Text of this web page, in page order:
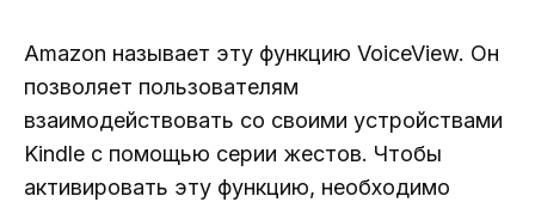
Amazon называет эту функцию VoiceView. Он
позволяет пользователям
взаимодействовать со своими устройствами
Kindle с помощью серии жестов. Чтобы
активировать эту функцию, необходимо